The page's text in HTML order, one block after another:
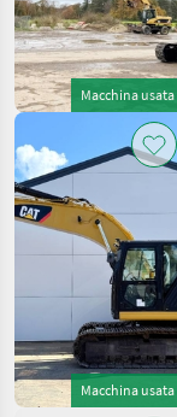
Macchina usata
Macchina usata